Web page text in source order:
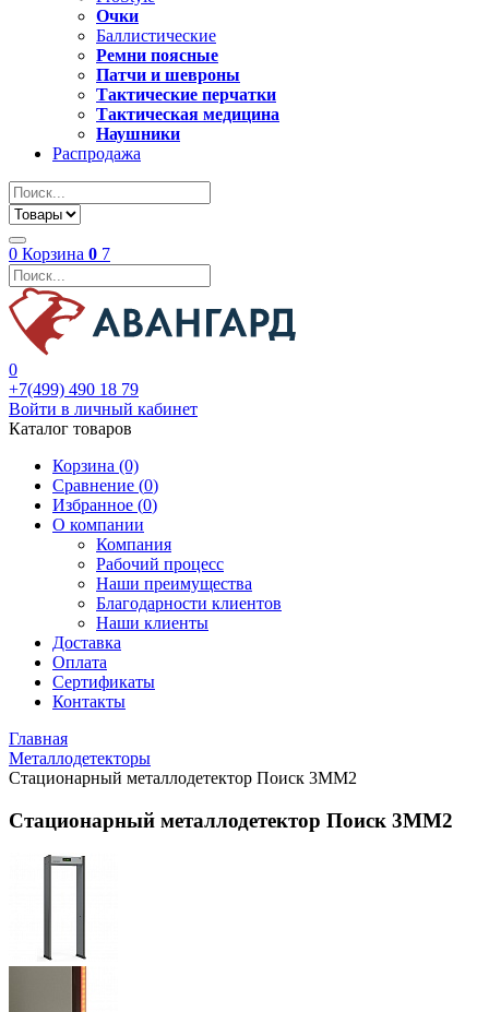
Очки
Баллистические
Ремни поясные
Патчи и шевроны
Тактические перчатки
Тактическая медицина
Наушники
Распродажа
0 Корзина 0 7
0
+7(499) 490 18 79
Войти в личный кабинет
Каталог товаров
Корзина (0)
Сравнение (0)
Избранное (0)
О компании
Компания
Рабочий процесс
Наши преимущества
Благодарности клиентов
Наши клиенты
Доставка
Оплата
Сертификаты
Контакты
Главная
Металлодетекторы
Стационарный металлодетектор Поиск 3ММ2
Стационарный металлодетектор Поиск 3ММ2